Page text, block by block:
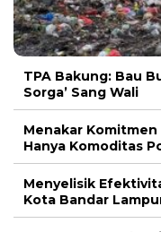
TPA Bakung: Bau
Sorga’ Sang Wali
Menakar Komitmen
Hanya Komoditas
Menyelisik
Kota Bandar